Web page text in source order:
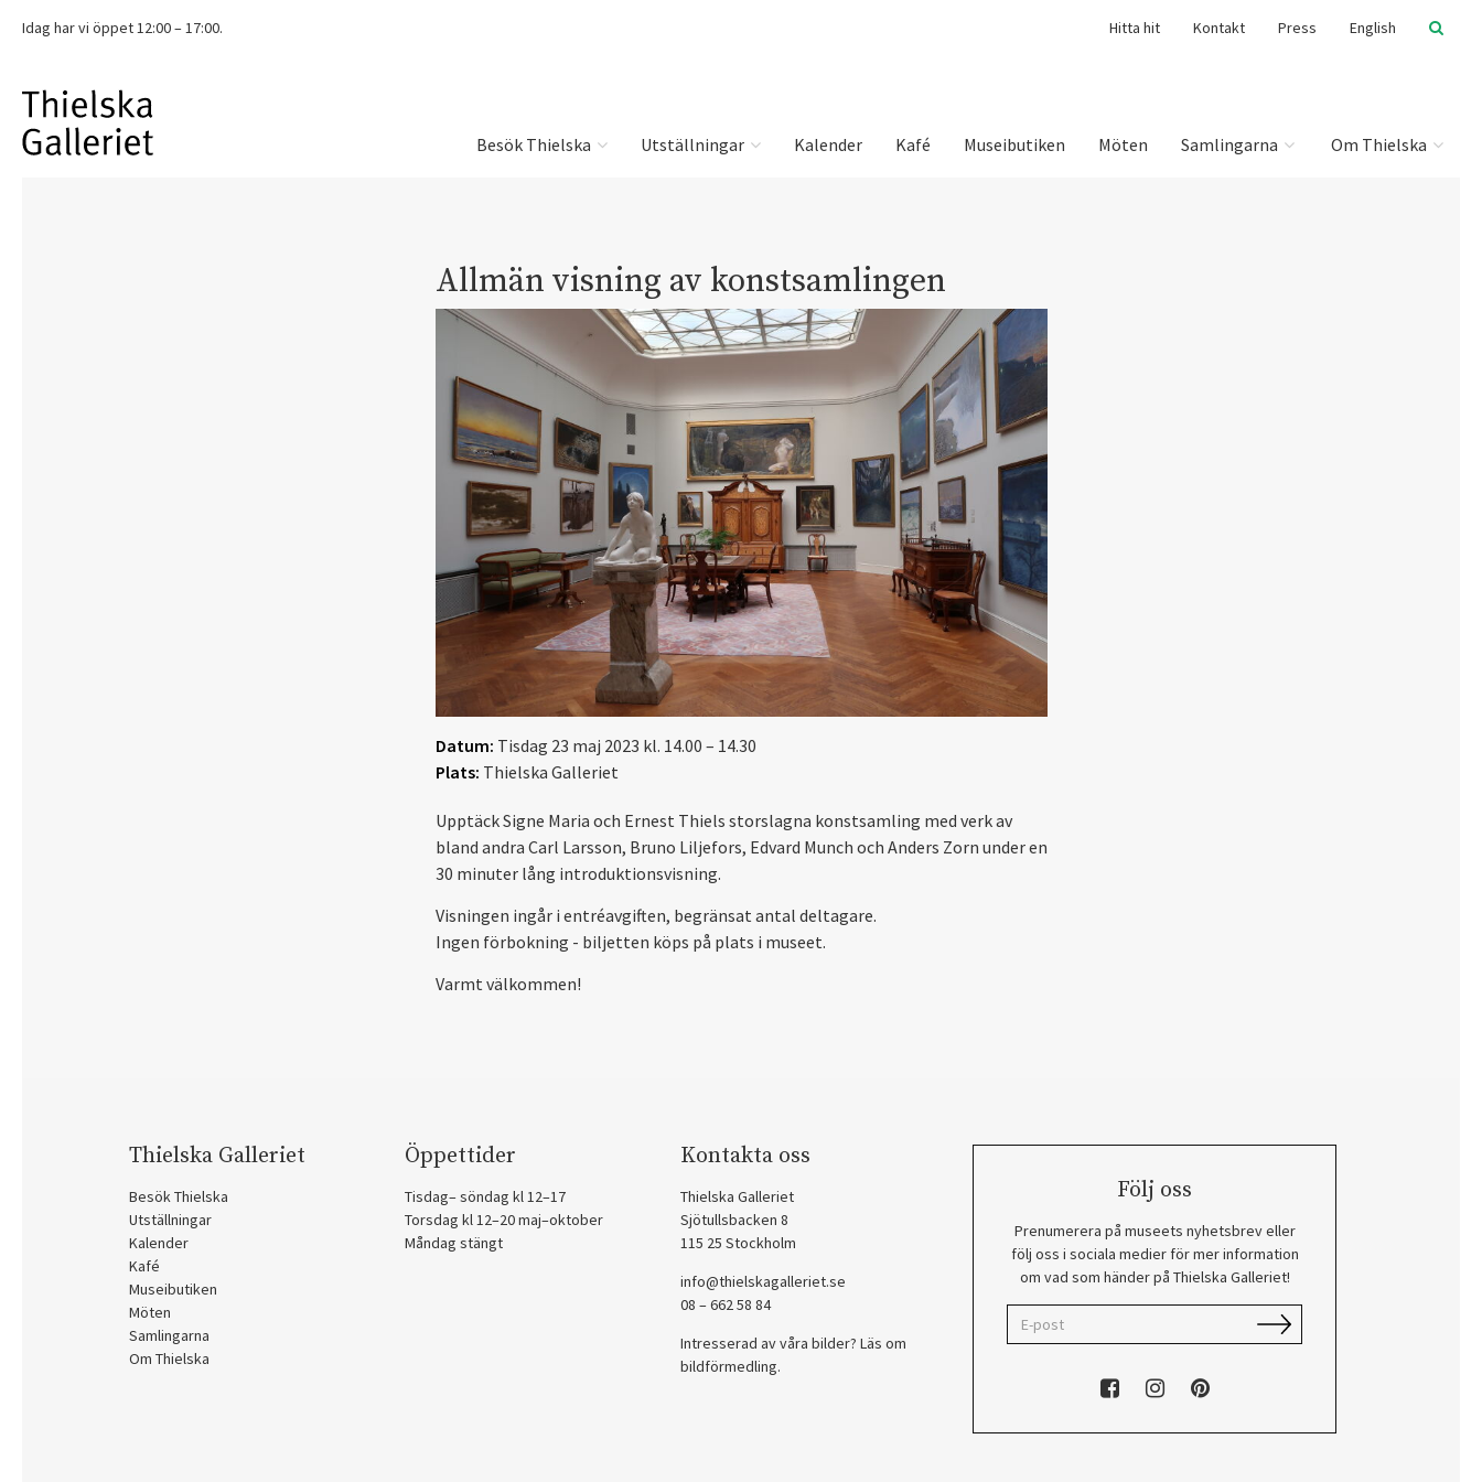
Idag har vi öppet 12:00 – 17:00. Hitta hit Kontakt Press English
Besök Thielska Utställningar Kalender Kafé Museibutiken Möten Samlingarna Om Thielska
Allmän visning av konstsamlingen
Datum: Tisdag 23 maj 2023 kl. 14.00 – 14.30
Plats: Thielska Galleriet
Upptäck Signe Maria och Ernest Thiels storslagna konstsamling med verk av
bland andra Carl Larsson, Bruno Liljefors, Edvard Munch och Anders Zorn under en
30 minuter lång introduktionsvisning.
Visningen ingår i entréavgiften, begränsat antal deltagare.
Ingen förbokning - biljetten köps på plats i museet.
Varmt välkommen!
Thielska Galleriet
Besök Thielska
Utställningar
Kalender
Kafé
Museibutiken
Möten
Samlingarna
Om Thielska
Öppettider
Tisdag– söndag kl 12–17
Torsdag kl 12–20 maj–oktober
Måndag stängt
Kontakta oss
Thielska Galleriet
Sjötullsbacken 8
115 25 Stockholm
info@thielskagalleriet.se
08 – 662 58 84
Intresserad av våra bilder? Läs om
bildförmedling.
Följ oss
Prenumerera på museets nyhetsbrev eller
följ oss i sociala medier för mer information
om vad som händer på Thielska Galleriet!